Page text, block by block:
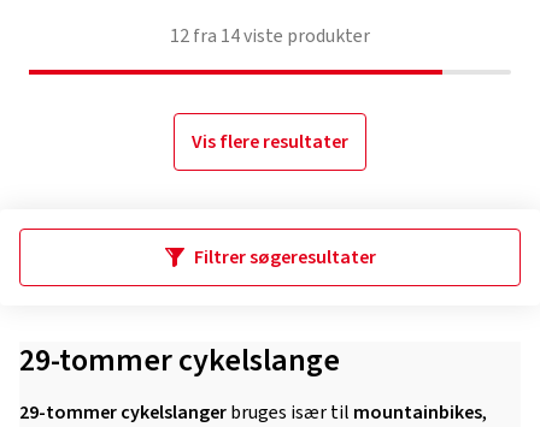
12fra 14viste produkter
Vis flere resultater
Filtrer søgeresultater
29-tommer cykelslange
29-tommer cykelslangerbruges især til mountainbikes,